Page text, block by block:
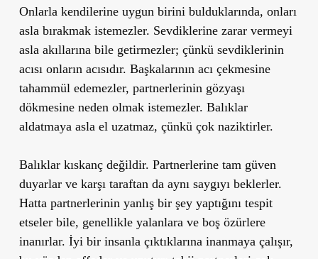
Onlarla kendilerine uygun birini bulduklarında, onları
asla bırakmak istemezler. Sevdiklerine zarar vermeyi
asla akıllarına bile getirmezler; çünkü sevdiklerinin
acısı onların acısıdır. Başkalarının acı çekmesine
tahammül edemezler, partnerlerinin gözyaşı
dökmesine neden olmak istemezler. Balıklar
aldatmaya asla el uzatmaz, çünkü çok naziktirler.
Balıklar kıskanç değildir. Partnerlerine tam güven
duyarlar ve karşı taraftan da aynı saygıyı beklerler.
Hatta partnerlerinin yanlış bir şey yaptığını tespit
etseler bile, genellikle yalanlara ve boş özürlere
inanırlar. İyi bir insanla çıktıklarına inanmaya çalışır,